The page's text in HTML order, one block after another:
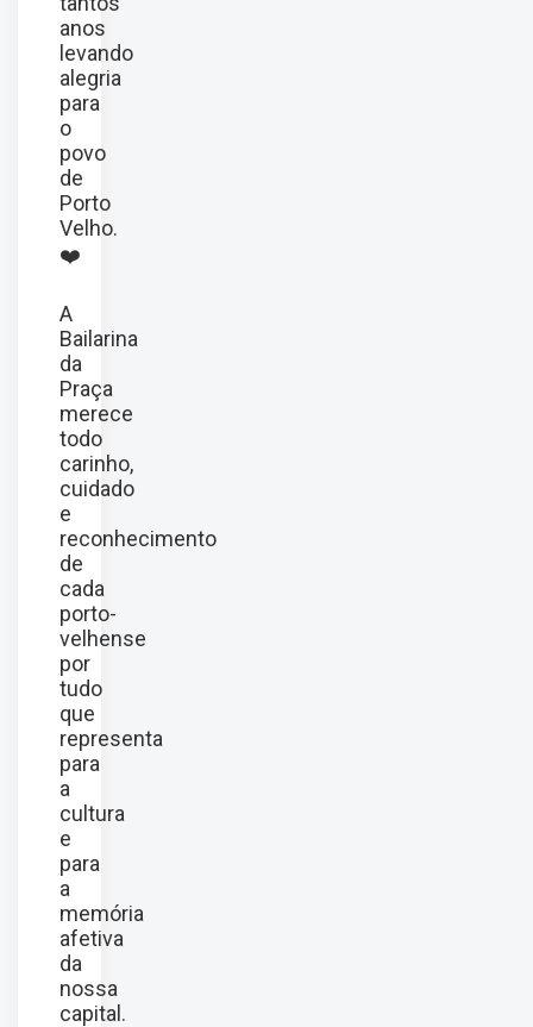
anos
levando
alegria
para
o
povo
de
Porto
Velho.
❤️
A
Bailarina
da
Praça
merece
todo
carinho,
cuidado
e
reconhecimento
de
cada
porto-
velhense
por
tudo
que
representa
para
a
cultura
e
para
a
memória
afetiva
da
nossa
capital.